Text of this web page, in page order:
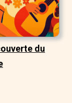
du